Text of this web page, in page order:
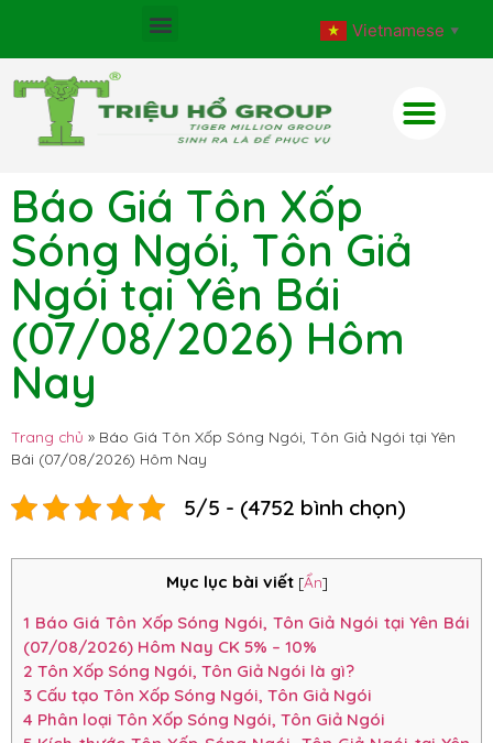
Vietnamese ▼
Báo Giá Tôn Xốp
Sóng Ngói, Tôn Giả
Ngói tại Yên Bái
(07/08/2026) Hôm
Nay
Trang chủ » Báo Giá Tôn Xốp Sóng Ngói, Tôn Giả Ngói tại Yên
Bái (07/08/2026) Hôm Nay
5/5 - (4752 bình chọn)
Mục lục bài viết [Ẩn]
1 Báo Giá Tôn Xốp Sóng Ngói, Tôn Giả Ngói tại Yên Bái
(07/08/2026) Hôm Nay CK 5% – 10%
2 Tôn Xốp Sóng Ngói, Tôn Giả Ngói là gì?
3 Cấu tạo Tôn Xốp Sóng Ngói, Tôn Giả Ngói
4 Phân loại Tôn Xốp Sóng Ngói, Tôn Giả Ngói